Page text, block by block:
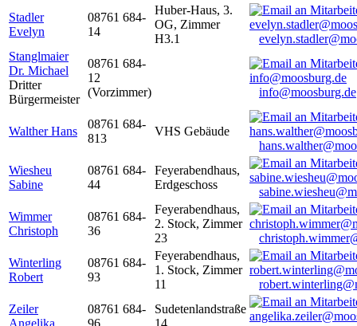
Stadler
Evelyn
08761 684-
14
Huber-Haus, 3.
OG, Zimmer
H3.1
Stanglmaier
Dr. Michael
Dritter
Bürgermeister
08761 684-
12
(Vorzimmer)
info@moosburg.de
Walther Hans
08761 684-
813
VHS Gebäude
Wiesheu
Sabine
08761 684-
44
Feyerabendhaus,
Erdgeschoss
Wimmer
Christoph
08761 684-
36
Feyerabendhaus,
2. Stock, Zimmer
23
Winterling
Robert
08761 684-
93
Feyerabendhaus,
1. Stock, Zimmer
11
Zeiler
Angelika
08761 684-
96
Sudetenlandstraße
14